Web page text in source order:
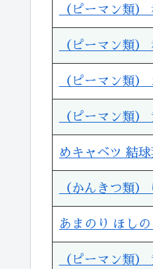
（ピーマン類
（ピーマン類
（ピーマン類
（ピーマン類
めキャベツ 結
（かんきつ類
あまのり ほしの
（ピーマン類